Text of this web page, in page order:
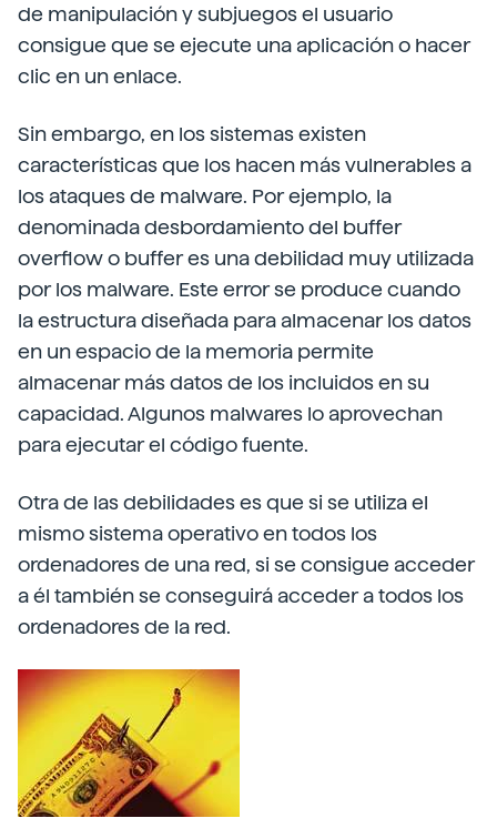
de manipulación y subjuegos el usuario
consigue que se ejecute una aplicación o hacer
clic en un enlace.
Sin embargo, en los sistemas existen
características que los hacen más vulnerables a
los ataques de malware. Por ejemplo, la
denominada desbordamiento del buffer
overflow o buffer es una debilidad muy utilizada
por los malware. Este error se produce cuando
la estructura diseñada para almacenar los datos
en un espacio de la memoria permite
almacenar más datos de los incluidos en su
capacidad. Algunos malwares lo aprovechan
para ejecutar el código fuente.
Otra de las debilidades es que si se utiliza el
mismo sistema operativo en todos los
ordenadores de una red, si se consigue acceder
a él también se conseguirá acceder a todos los
ordenadores de la red.